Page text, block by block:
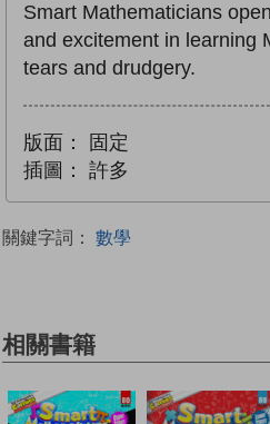
Smart Mathematicians
and excitement in learning
tears and drudgery.
版面：
固定
插圖：
許多
關鍵字詞： 數學
相關書籍